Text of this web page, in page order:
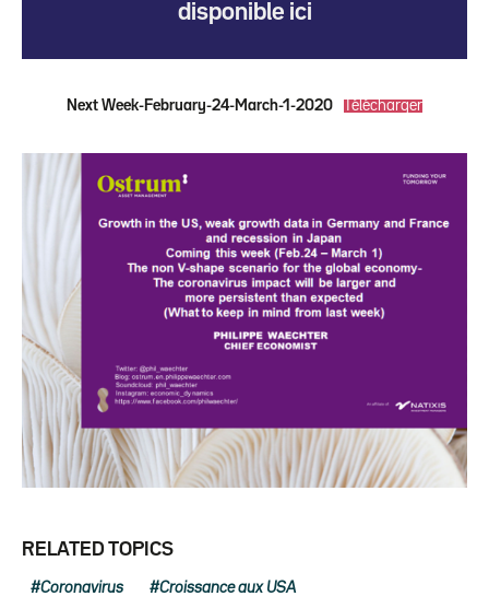
disponible ici
Next Week-February-24-March-1-2020 Télécharger
RELATED TOPICS
Coronavirus Croissance aux USA